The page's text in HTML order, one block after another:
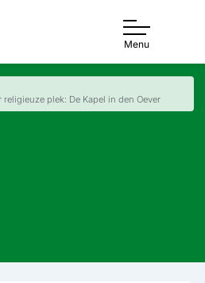
Menu
religieuze plek: De Kapel in den Oever